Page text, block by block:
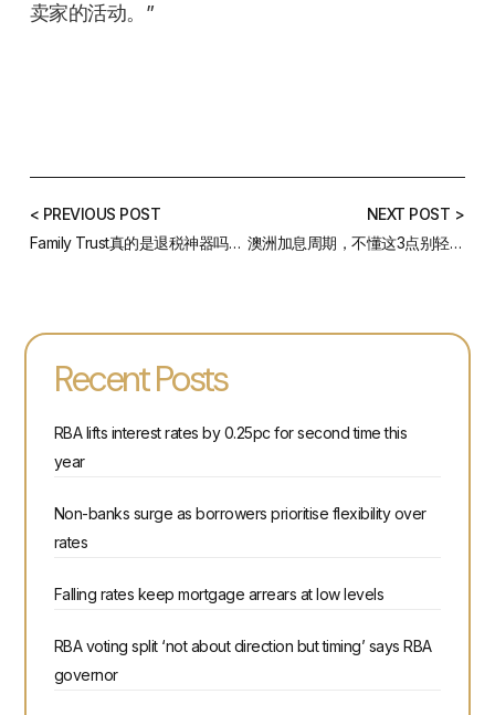
卖家的活动。”
< PREVIOUS POST
Family Trust真的是退税神器吗？3种操作会让你损失惨重！
NEXT POST >
澳洲加息周期，不懂这3点别轻易Refinance
Recent Posts
RBA lifts interest rates by 0.25pc for second time this
year
Non-banks surge as borrowers prioritise flexibility over
rates
Falling rates keep mortgage arrears at low levels
RBA voting split ‘not about direction but timing’ says RBA
governor